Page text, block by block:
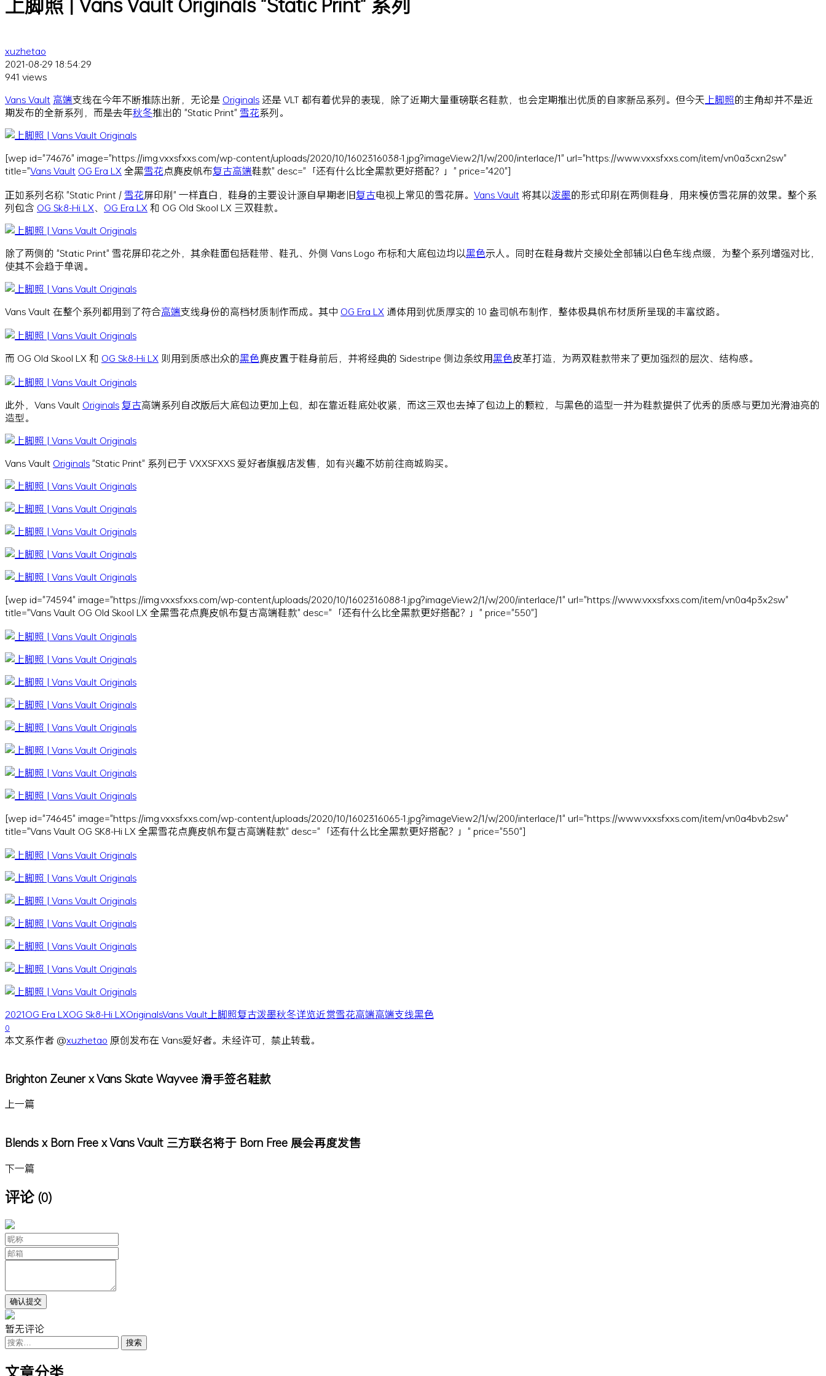
xuzhetao
2021-08-29 18:54:29
941 views
Vans Vault 高端支线在今年不断推陈出新，无论是 Originals 还是 VLT 都有着优异的表现，除了近期大量重磅联名鞋款，也会定期推出优质的自家新品系列。但今天 上脚照的主角却并不是近
期发布的全新系列，而是去年秋冬推出的 "Static Print" 雪花系列。
[wep id="74676" image="https://img.vxxsfxxs.com/wp-content/uploads/2020/10/1602316038-1.jpg?imageView2/1/w/200/interlace/1" url="https://www.vxxsfxxs.com/item/vn0a3cxn2sw"
title="Vans Vault OG Era LX 全黑雪花点麂皮帆布复古高端鞋款" desc="「还有什么比全黑款更好搭配？」" price="420"]
正如系列名称 "Static Print / 雪花屏印刷" 一样直白，鞋身的主要设计源自早期老旧复古电视上常见的雪花屏。 Vans Vault将其以泼墨的形式印刷在两侧鞋身，用来模仿雪花屏的效果。整个系
列包含 OG Sk8-Hi LX、 OG Era LX 和 OG Old Skool LX 三双鞋款。
除了两侧的 "Static Print" 雪花屏印花之外，其余鞋面包括鞋带、鞋孔、外侧 Vans Logo 布标和大底包边均以黑色示人。同时在鞋身裁片交接处全部辅以白色车线点缀，为整个系列增强对比，
使其不会趋于单调。
Vans Vault 在整个系列都用到了符合高端支线身份的高档材质制作而成。其中 OG Era LX 通体用到优质厚实的 10 盎司帆布制作，整体极具帆布材质所呈现的丰富纹路。
而 OG Old Skool LX 和 OG Sk8-Hi LX 则用到质感出众的黑色麂皮置于鞋身前后，并将经典的 Sidestripe 侧边条纹用黑色皮革打造，为两双鞋款带来了更加强烈的层次、结构感。
此外，Vans Vault Originals复古高端系列自改版后大底包边更加上包，却在靠近鞋底处收紧，而这三双也去掉了包边上的颗粒，与黑色的造型一并为鞋款提供了优秀的质感与更加光滑油亮的
造型。
Vans Vault Originals"Static Print" 系列已于 VXXSFXXS 爱好者旗舰店发售，如有兴趣不妨前往商城购买。
[wep id="74594" image="https://img.vxxsfxxs.com/wp-content/uploads/2020/10/1602316088-1.jpg?imageView2/1/w/200/interlace/1" url="https://www.vxxsfxxs.com/item/vn0a4p3x2sw"
title="Vans Vault OG Old Skool LX 全黑雪花点麂皮帆布复古高端鞋款" desc="「还有什么比全黑款更好搭配？」" price="550"]
[wep id="74645" image="https://img.vxxsfxxs.com/wp-content/uploads/2020/10/1602316065-1.jpg?imageView2/1/w/200/interlace/1" url="https://www.vxxsfxxs.com/item/vn0a4bvb2sw"
title="Vans Vault OG SK8-Hi LX 全黑雪花点麂皮帆布复古高端鞋款" desc="「还有什么比全黑款更好搭配？」" price="550"]
2021OG Era LXOG Sk8-Hi LXOriginalsVans Vault 上脚照复古泼墨秋冬详览近赏雪花高端高端支线黑色
0
本文系作者 @xuzhetao 原创发布在 Vans爱好者。未经许可，禁止转载。
Brighton Zeuner x Vans Skate Wayvee 滑手签名鞋款
上一篇
Blends x Born Free x Vans Vault 三方联名将于 Born Free 展会再度发售
下一篇
评论 (0)
暂无评论
搜
索：
文章分类